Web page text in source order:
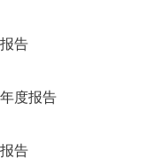
告
度报告
告